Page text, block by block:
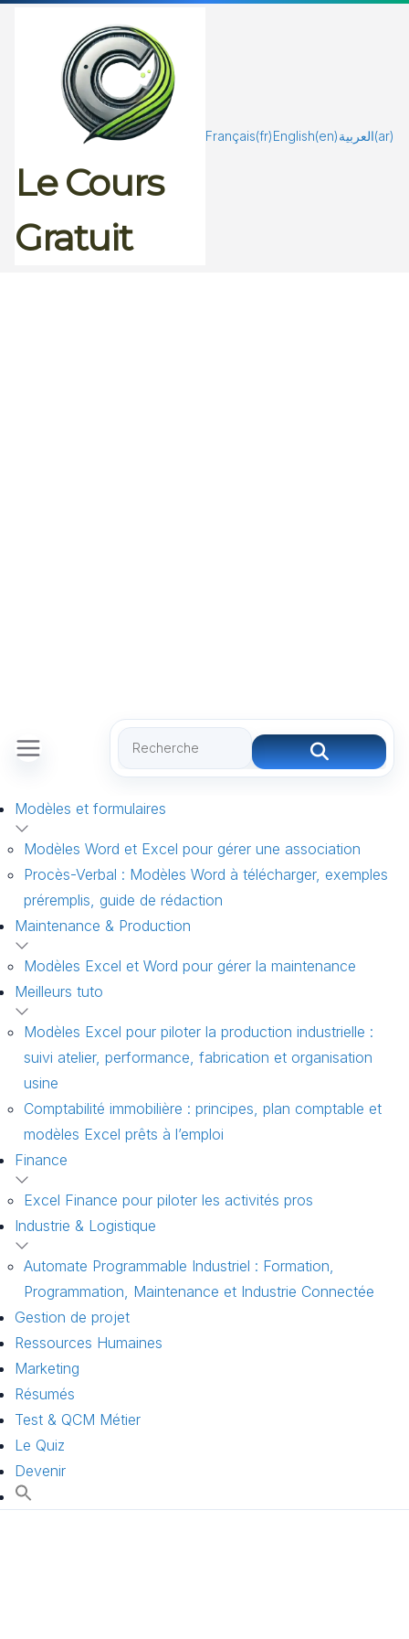
Le Cours
Gratuit
Français(fr) English(en)العربية(ar)
Modèles et formulaires
Modèles Word et Excel pour gérer une association
Procès-Verbal : Modèles Word à télécharger, exemples
préremplis, guide de rédaction
Maintenance & Production
Modèles Excel et Word pour gérer la maintenance
Meilleurs tuto
Modèles Excel pour piloter la production industrielle :
suivi atelier, performance, fabrication et organisation
usine
Comptabilité immobilière : principes, plan comptable et
modèles Excel prêts à l’emploi
Finance
Excel Finance pour piloter les activités pros
Industrie & Logistique
Automate Programmable Industriel : Formation,
Programmation, Maintenance et Industrie Connectée
Gestion de projet
Ressources Humaines
Marketing
Résumés
Test & QCM Métier
Le Quiz
Devenir